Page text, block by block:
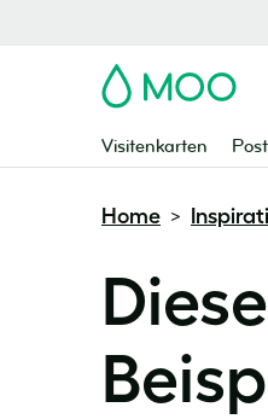
MOO
Visitenkarten
Home >